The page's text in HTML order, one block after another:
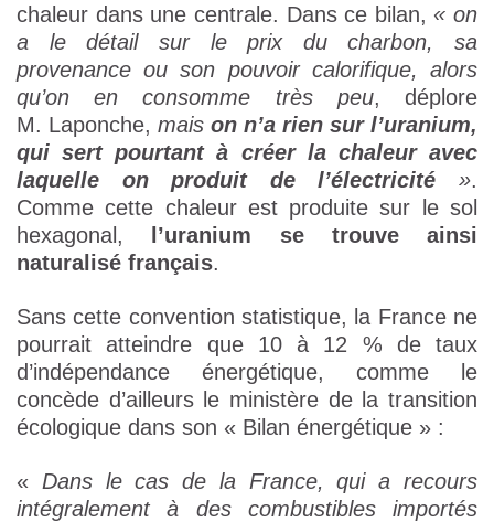
chaleur dans une centrale. Dans ce bilan, « on
a le détail sur le prix du charbon, sa
provenance ou son pouvoir calorifique, alors
qu’on en consomme très peu, déplore
M. Laponche, mais on n’a rien sur l’uranium,
qui sert pourtant à créer la chaleur avec
laquelle on produit de l’électricité ».
Comme cette chaleur est produite sur le sol
hexagonal,
l’uranium se trouve ainsi
naturalisé français.
Sans cette convention statistique, la France ne
pourrait atteindre que 10 à 12 % de taux
d’indépendance énergétique, comme le
concède d’ailleurs le ministère de la transition
écologique dans son « Bilan énergétique » :
« Dans le cas de la France, qui a recours
intégralement à des combustibles importés